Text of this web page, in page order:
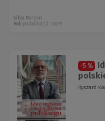
Silva Rerum
Rok publikacji: 2025
-5 %
Ryszard